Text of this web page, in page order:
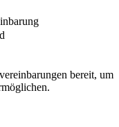
bereit, um